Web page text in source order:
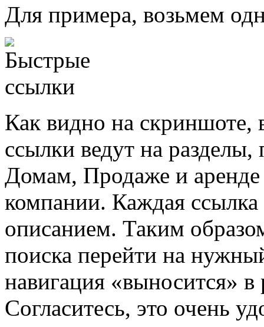
Для примера, возьмем
Как видно на скриншоте,
ссылки ведут на
Домам, Продаже и аренде
компании. Каждая
описанием. Таким
поиска перейти на
навигация «выносится» в
Согласитесь, это очень